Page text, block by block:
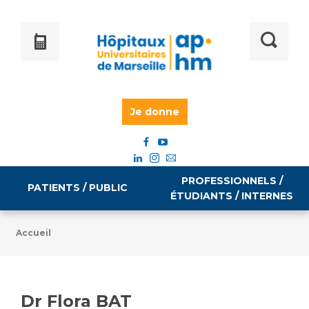
Je donne
PATIENTS / PUBLIC
PROFESSIONNELS /
ÉTUDIANTS / INTERNES
Emploi / formation
Accueil
Dr Flora BAT